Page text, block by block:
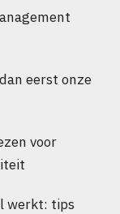
eerst onze
voor
werkt: tips